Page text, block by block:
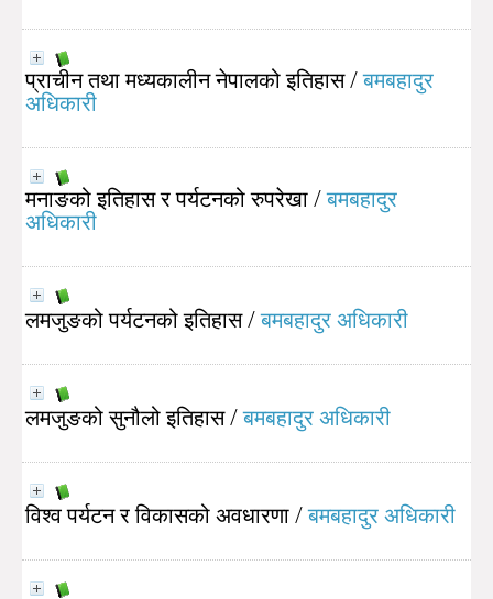
प्राचीन तथा मध्यकालीन नेपालको इतिहास/बमबहादुर
अधिकारी
मनाङको इतिहास र पर्यटनको रुपरेखा/बमबहादुर
अधिकारी
लमजुङको पर्यटनको इतिहास/बमबहादुर अधिकारी
लमजुङको सुनौलो इतिहास/बमबहादुर अधिकारी
विश्व पर्यटन र विकासको अवधारणा/बमबहादुर अधिकारी